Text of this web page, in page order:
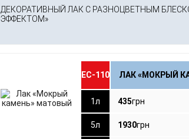
ДЕКОРАТИВНЫЙ ЛАК С РАЗНОЦВЕТНЫМ
ЭФФЕКТОМ»
ЕС-110 ЛАК «МОКРЫЙ
1л 435грн
5л 1930грн